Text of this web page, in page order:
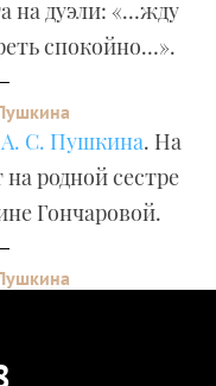
на дуэли: «…жду
спокойно…».
А. С. Пушкина. На
родной сестре
Гончаровой.